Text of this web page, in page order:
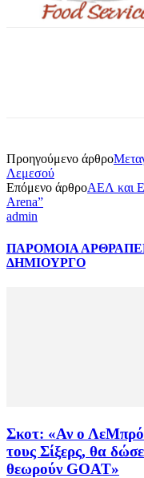
Προηγούμενο άρθρο
Λεμεσού
Επόμενο άρθροΑΕΛ και
Arena”
admin
ΠΑΡΟΜΟΙΑ ΑΡΘΡΑ
ΔΗΜΙΟΥΡΓΟ
Σκοτ: «Αν ο
τους Σίξερς, θα
θεωρούν GOAT»